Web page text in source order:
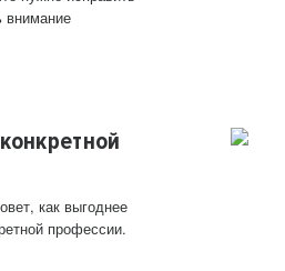
внимание
как выгоднее
профессии.